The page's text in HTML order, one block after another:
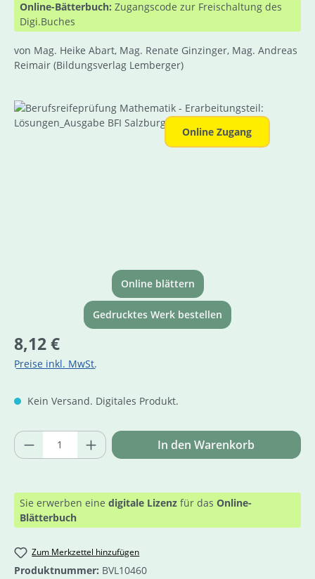
Online-Bätterbuch: Zugangscode zur Freischaltung des
Digi.Buches
von Mag. Heike Abart, Mag. Renate Ginzinger, Mag. Andreas
Reimair (Bildungsverlag Lemberger)
Bildergalerie überspringen
Online Zugang
Online blättern
Gedrucktes Werk bestellen
Regulärer Preis:
8,12 €
Preise inkl. MwSt.
Kein Versand. Digitales Produkt.
Produkt Anzahl: Gib den gewünschten
In den Warenkorb
Sie erwerben eine digitale Lizenz für das Online-
Blätterbuch
Zum Merkzettel hinzufügen
Produktnummer: BVL10460